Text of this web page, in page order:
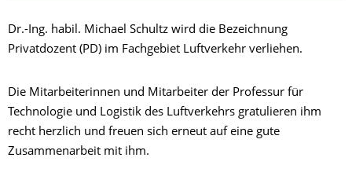
Dr.-Ing. habil. Michael Schultz wird die Bezeichnung
Privatdozent (PD) im Fachgebiet Luftverkehr verliehen.
Die Mitarbeiterinnen und Mitarbeiter der Professur für
Technologie und Logistik des Luftverkehrs gratulieren ihm
recht herzlich und freuen sich erneut auf eine gute
Zusammenarbeit mit ihm.